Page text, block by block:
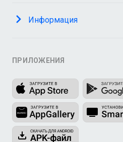
Информация
ПРИЛОЖЕНИЯ